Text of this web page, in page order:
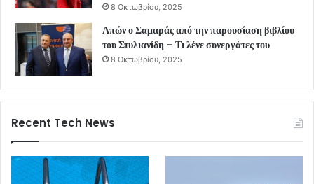
8 Οκτωβρίου, 2025
Απών ο Σαμαράς από την παρουσίαση βιβλίου
του Στυλιανίδη – Τι λένε συνεργάτες του
8 Οκτωβρίου, 2025
Recent Tech News